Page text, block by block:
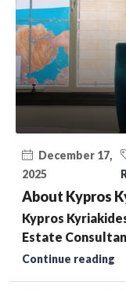
December 17,
2025
About Kypros
Kypros
Estate
Continue reading